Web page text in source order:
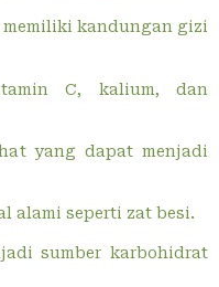
kandungan gizi
C, kalium, dan
yang dapat menjadi
alami seperti zat besi.
sumber karbohidrat